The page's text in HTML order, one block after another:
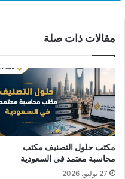
مقالات ذات صلة
مكتب حلول التصنيف مكتب
محاسبة معتمد في السعودية
27 يوليو، 2026